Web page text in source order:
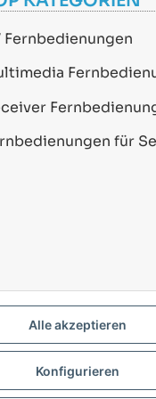
Fernbedienungen
für
Alle akzeptieren
Konfigurieren